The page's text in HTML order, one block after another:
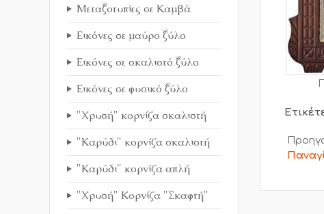
Μεταξοτυπίες σε Καμβά
Εικόνες σε μαύρο ξύλο
Εικόνες σε σκαλιστό ξύλο
Εικόνες σε φυσικό ξύλο
"Χρυσή" κορνίζα σκαλιστή
"Καρύδι" κορνίζα σκαλιστή
"Καρύδι" κορνίζα απλή
"Χρυσή" Κορνίζα "Σκαφτή"